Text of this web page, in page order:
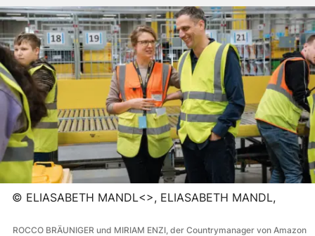
© ELIASABETH MANDL<>, ELIASABETH MANDL,
ROCCO BRÄUNIGER und MIRIAM ENZI, der Countrymanager von Amazon